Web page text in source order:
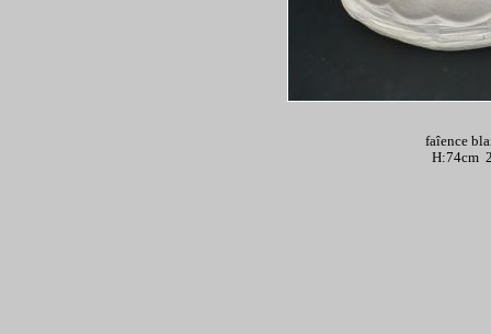
faîence
H:74cm